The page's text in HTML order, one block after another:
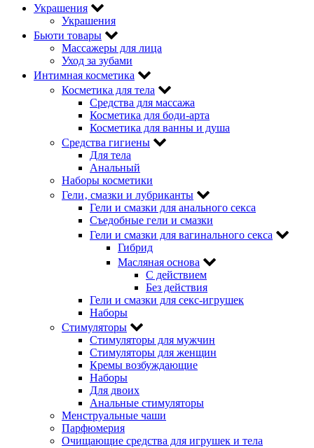
Украшения
Украшения
Бьюти товары
Массажеры для лица
Уход за зубами
Интимная косметика
Косметика для тела
Средства для массажа
Косметика для боди-арта
Косметика для ванны и душа
Средства гигиены
Для тела
Анальный
Наборы косметики
Гели‚ смазки и лубриканты
Гели и смазки для анального секса
Съедобные гели и смазки
Гели и смазки для вагинального секса
Гибрид
Масляная основа
С действием
Без действия
Гели и смазки для секс-игрушек
Наборы
Стимуляторы
Стимуляторы для мужчин
Стимуляторы для женщин
Кремы возбуждающие
Наборы
Для двоих
Анальные стимуляторы
Менструальные чаши
Парфюмерия
Очищающие средства для игрушек и тела